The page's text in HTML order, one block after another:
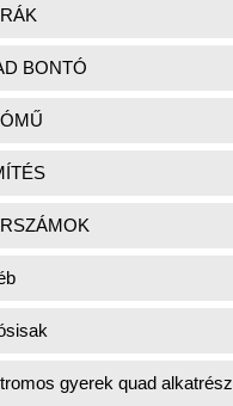
BONTÓ
gyerek quad alkatrész